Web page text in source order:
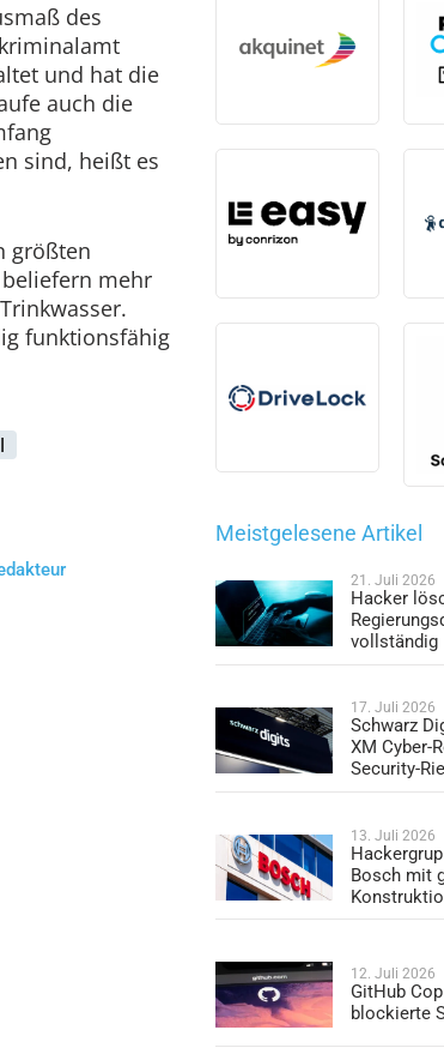
des
und hat die
auch die
sind, heißt es
größten
mehr
funktionsfähig
Meistgelesene Artikel
21. Juli 2026
Hacker
vollständig
17. Juli 2026
Schwarz
XM Cyber-
Security-
13. Juli 2026
Bosch mit
12. Juli 2026
GitHub
blockierte